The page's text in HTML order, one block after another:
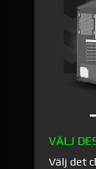
VÄLJ
Välj det